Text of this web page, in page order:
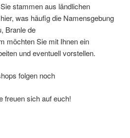
stammen aus ländlichen
was häufig die Namensgebung
Branle de
möchten Sie mit Ihnen ein
und eventuell vorstellen.
folgen noch
freuen sich auf euch!